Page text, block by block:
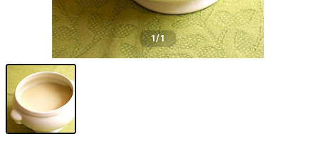
1/1